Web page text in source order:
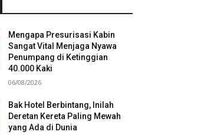
Mengapa Presurisasi Kabin
Sangat Vital Menjaga Nyawa
Penumpang di Ketinggian
40.000 Kaki
06/08/2026
Bak Hotel Berbintang, Inilah
Deretan Kereta Paling Mewah
yang Ada di Dunia